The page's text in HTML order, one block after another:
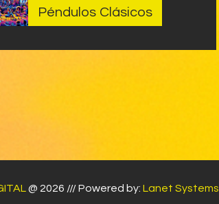
Péndulos Clásicos
@ 2026 /// Powered by: Lanet Systems